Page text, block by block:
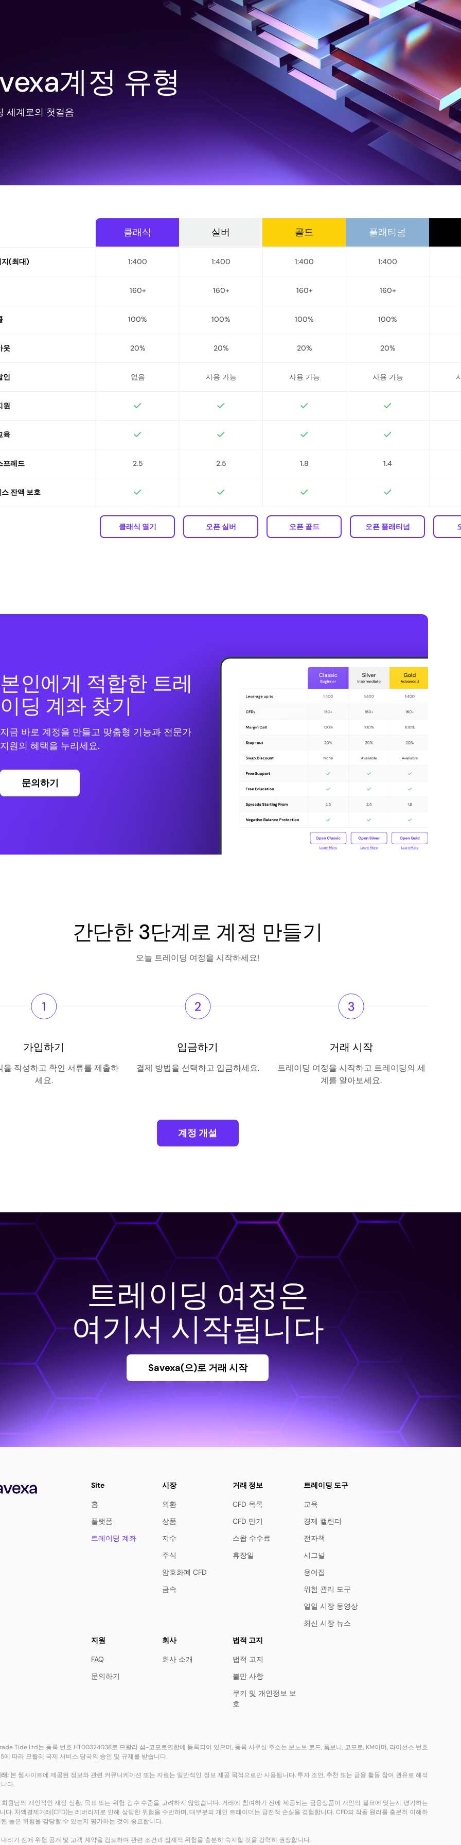
계정 유형
세계로의 첫걸음
클래식 실버 골드 플래티넘
지(최대) 1:400 1:400 1:400 1:400
160+ 160+ 160+ 160+
100% 100% 100% 100%
웃 20% 20% 20% 20%
인 없음 사용 가능 사용 가능 사용 가능
원
육
프레드 2.5 2.5 1.8 1.4
잔액 보호
클래식 열기 오픈 실버 오픈 골드 오픈 플래티넘
본인에게 적합한 트레
이딩 계좌 찾기
지금 바로 계정을 만들고 맞춤형 기능과 전문가
지원의 혜택을 누리세요.
문의하기
간단한 3단계로 계정 만들기
오늘 트레이딩 여정을 시작하세요!
가입하기
을 작성하고 확인 서류를 제출하
세요.
입금하기
결제 방법을 선택하고 입금하세요.
거래 시작
트레이딩 여정을 시작하고 트레이딩의 세
계를 알아보세요.
계정 개설
트레이딩 여정은
여기서 시작됩니다
Savexa(으)로 거래 시작
Site
홈
플랫폼
트레이딩 계좌
시장
외환
상품
지수
주식
암호화폐 CFD
금속
거래 정보
CFD 목록
CFD 만기
스왑 수수료
휴장일
트레이딩 도구
교육
경제 캘린더
전자책
시그널
용어집
위험 관리 도구
일일 시장 동영상
최신 시장 뉴스
지원
FAQ
문의하기
회사
회사 소개
법적 고지
법적 고지
불만 사항
쿠키 및 개인정보 보
호
Tide Ltd는 등록 번호 HT00324038로 므왈리 섬-코모로연합에 등록되어 있으며, 등록 사무실 주소는 보노보 로드, 폼보니, 코모로, KM이며, 라이선스 번호
에 따라 므왈리 국제 서비스 당국의 승인 및 규제를 받습니다.
: 본 웹사이트에 제공된 정보와 관련 커뮤니케이션 또는 자료는 일반적인 정보 제공 목적으로만 사용됩니다. 투자 조언, 추천 또는 금융 활동 참여 권유로 해석
다.
원님의 개인적인 재정 상황, 목표 또는 위험 감수 수준을 고려하지 않았습니다. 거래에 참여하기 전에 제공되는 금융상품이 개인의 필요에 맞는지 평가하는
다. 차액결제거래(CFD)는 레버리지로 인해 상당한 위험을 수반하며, 대부분의 개인 트레이더는 금전적 손실을 경험합니다. CFD의 작동 원리를 충분히 이해하
높은 위험을 감당할 수 있는지 평가하는 것이 중요합니다.
리기 전에 위험 공개 및 고객 계약을 검토하여 관련 조건과 잠재적 위험을 충분히 숙지할 것을 강력히 권장합니다.